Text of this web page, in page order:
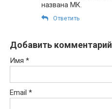
названа МК.
Ответить
Добавить комментарий
Имя *
Email *